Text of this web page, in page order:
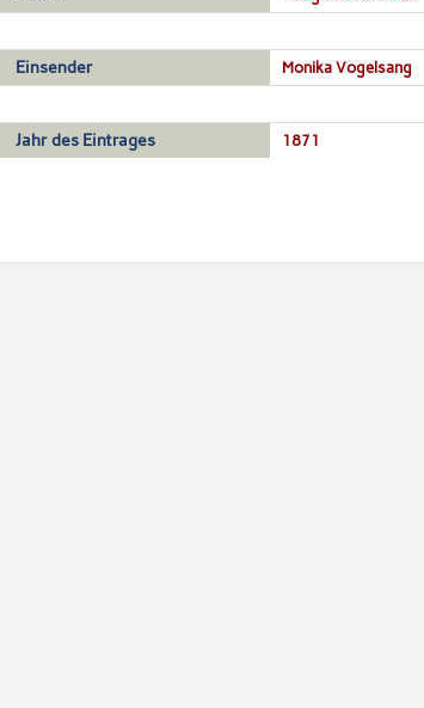
Einsender Monika Vogelsang
Jahr des Eintrages 1871